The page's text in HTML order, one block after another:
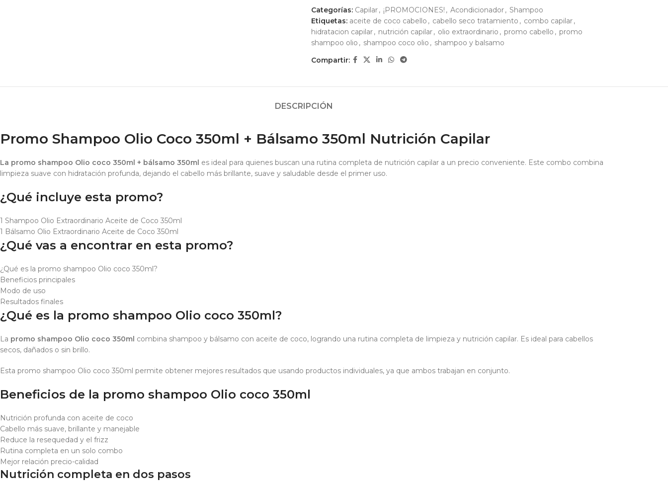
Categorías: Capilar, ¡PROMOCIONES! , Acondicionador, Shampoo
Etiquetas: aceite de coco cabello , cabello seco tratamiento , combo capilar,
hidratacion capilar, nutrición capilar, olio extraordinario , promo cabello , promo
shampoo olio , shampoo coco olio , shampoo y balsamo
Compartir:
DESCRIPCIÓN
Promo Shampoo Olio Coco 350ml + Bálsamo 350ml Nutrición Capilar
La promo shampoo Olio coco 350ml + bálsamo 350ml es ideal para quienes buscan una rutina completa de nutrición capilar a un precio conveniente. Este combo combina
limpieza suave con hidratación profunda, dejando el cabello más brillante, suave y saludable desde el primer uso.
¿Qué incluye esta promo?
1 Shampoo Olio Extraordinario Aceite de Coco 350ml
1 Bálsamo Olio Extraordinario Aceite de Coco 350ml
¿Qué vas a encontrar en esta promo?
¿Qué es la promo shampoo Olio coco 350ml?
Beneficios principales
Modo de uso
Resultados finales
¿Qué es la promo shampoo Olio coco 350ml?
La promo shampoo Olio coco 350ml combina shampoo y bálsamo con aceite de coco, logrando una rutina completa de limpieza y nutrición capilar. Es ideal para cabellos
secos, dañados o sin brillo.
Esta promo shampoo Olio coco 350ml permite obtener mejores resultados que usando productos individuales, ya que ambos trabajan en conjunto.
Beneficios de la promo shampoo Olio coco 350ml
Nutrición profunda con aceite de coco
Cabello más suave, brillante y manejable
Reduce la resequedad y el frizz
Rutina completa en un solo combo
Mejor relación precio-calidad
Nutrición completa en dos pasos